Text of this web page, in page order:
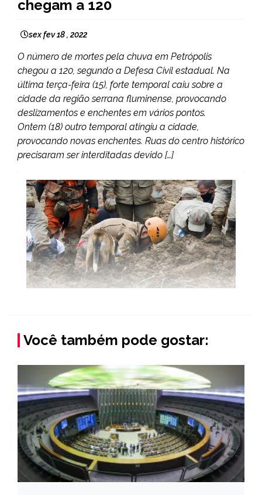
chegam a 120
sex fev 18 , 2022
O número de mortes pela chuva em Petrópolis
chegou a 120, segundo a Defesa Civil estadual. Na
última terça-feira (15), forte temporal caiu sobre a
cidade da região serrana fluminense, provocando
deslizamentos e enchentes em vários pontos.
Ontem (18) outro temporal atingiu a cidade,
provocando novas enchentes. Ruas do centro histórico
precisaram ser interditadas devido […]
Você também pode gostar: